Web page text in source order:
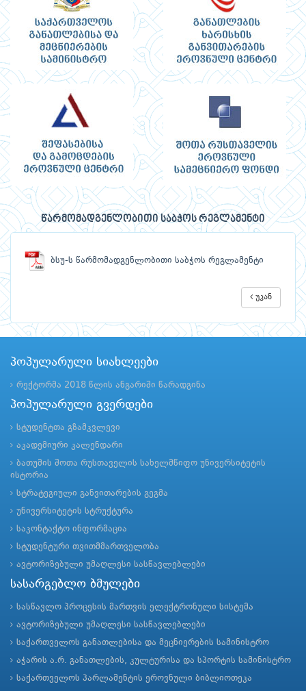
წარმომადგენლობითი საბჭოს რეგლამენტი
ბსუ-ს წარმომადგენლობითი საბჭოს რეგლამენტი
უკან
პოპულარული სიახლეები
რექტორმა 2018 წლის ანგარიში წარადგინა
პოპულარული გვერდები
სტუდენტთა გზამკვლევი
აკადემიური კალენდარი
ბათუმის შოთა რუსთაველის სახელმწიფო უნივერსიტეტის
ისტორია
სტრატეგიული განვითარების გეგმა
უნივერსიტეტის სტრუქტურა
საკონტაქტო ინფორმაცია
სტუდენტური თვითმმართველობა
ავტორიზებული უმაღლესი სასწავლებლები
სასარგებლო ბმულები
სასწავლო პროცესის მართვის ელექტრონული სისტემა
ავტორიზებული უმაღლესი სასწავლებლები
საქართველოს განათლებისა და მეცნიერების სამინისტრო
აჭარის ა.რ. განათლების, კულტურისა და სპორტის სამინისტრო
საქართველოს პარლამენტის ეროვნული ბიბლიოთეკა